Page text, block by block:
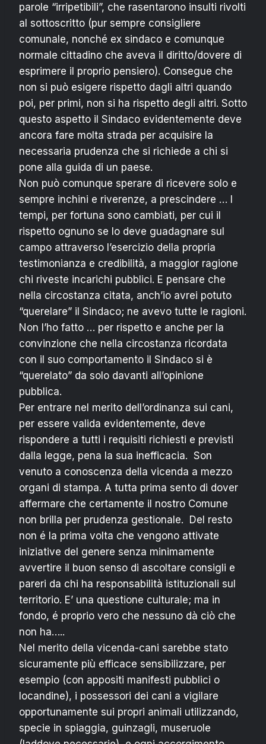
parole “irripetibili”, che rasentarono insulti rivolti
al sottoscritto (pur sempre consigliere
comunale, nonché ex sindaco e comunque
normale cittadino che aveva il diritto/dovere di
esprimere il proprio pensiero). Consegue che
non si può esigere rispetto dagli altri quando
poi, per primi, non si ha rispetto degli altri. Sotto
questo aspetto il Sindaco evidentemente deve
ancora fare molta strada per acquisire la
necessaria prudenza che si richiede a chi si
pone alla guida di un paese.
Non può comunque sperare di ricevere solo e
sempre inchini e riverenze, a prescindere … I
tempi, per fortuna sono cambiati, per cui il
rispetto ognuno se lo deve guadagnare sul
campo attraverso l’esercizio della propria
testimonianza e credibilità, a maggior ragione
chi riveste incarichi pubblici. E pensare che
nella circostanza citata, anch’io avrei potuto
“querelare” il Sindaco; ne avevo tutte le ragioni.
Non l’ho fatto … per rispetto e anche per la
convinzione che nella circostanza ricordata
con il suo comportamento il Sindaco si è
“querelato” da solo davanti all’opinione
pubblica.
Per entrare nel merito dell’ordinanza sui cani,
per essere valida evidentemente, deve
rispondere a tutti i requisiti richiesti e previsti
dalla legge, pena la sua inefficacia. Son
venuto a conoscenza della vicenda a mezzo
organi di stampa. A tutta prima sento di dover
affermare che certamente il nostro Comune
non brilla per prudenza gestionale. Del resto
non é la prima volta che vengono attivate
iniziative del genere senza minimamente
avvertire il buon senso di ascoltare consigli e
pareri da chi ha responsabilità istituzionali sul
territorio. E’ una questione culturale; ma in
fondo, é proprio vero che nessuno dà ciò che
non ha…..
Nel merito della vicenda-cani sarebbe stato
sicuramente più efficace sensibilizzare, per
esempio (con appositi manifesti pubblici o
locandine), i possessori dei cani a vigilare
opportunamente sui propri animali utilizzando,
specie in spiaggia, guinzagli, museruole